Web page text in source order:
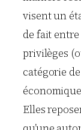
visent un
de fait
privilèges
catégorie
Elles